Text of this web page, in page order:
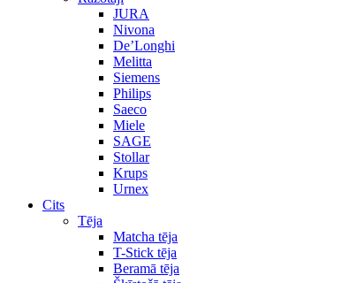
JURA
Nivona
De’Longhi
Melitta
Siemens
Philips
Saeco
Miele
SAGE
Stollar
Krups
Urnex
Cits
Tēja
Matcha tēja
T-Stick tēja
Beramā tēja